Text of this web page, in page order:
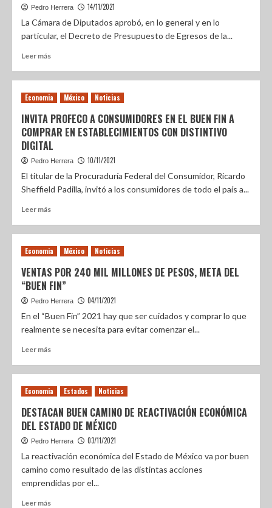
Pedro Herrera 14/11/2021
La Cámara de Diputados aprobó, en lo general y en lo
particular, el Decreto de Presupuesto de Egresos de la...
Leer más
Economia México Noticias
INVITA PROFECO A CONSUMIDORES EN EL BUEN FIN A
COMPRAR EN ESTABLECIMIENTOS CON DISTINTIVO
DIGITAL
Pedro Herrera 10/11/2021
El titular de la Procuraduría Federal del Consumidor, Ricardo
Sheffield Padilla, invitó a los consumidores de todo el país a...
Leer más
Economia México Noticias
VENTAS POR 240 MIL MILLONES DE PESOS, META DEL
“BUEN FIN”
Pedro Herrera 04/11/2021
En el “Buen Fin” 2021 hay que ser cuidados y comprar lo que
realmente se necesita para evitar comenzar el...
Leer más
Economia Estados Noticias
DESTACAN BUEN CAMINO DE REACTIVACIÓN ECONÓMICA
DEL ESTADO DE MÉXICO
Pedro Herrera 03/11/2021
La reactivación económica del Estado de México va por buen
camino como resultado de las distintas acciones
emprendidas por el...
Leer más